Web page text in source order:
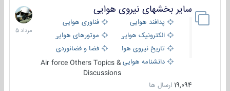
سایر بخشهای نیروی هوایی
پدافند هوایی
فناوری هوایی
الکترونیک هوایی
موتورهای هوایی
تاریخ نیروی هوایی
فضا و فضانوردی
دانشنامه هواییAir force Others Topics &
Discussions
19,094 ارسال ها
2
مرداد
1405